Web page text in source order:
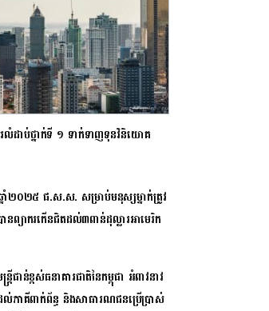
លំដាប់ថ្នាក់ទី ១ ទាក់ទាញទុនវិនិយោគ
នាំ​២០២៥ ផ.ស.ស. សម្រាប់មនុស្សម្នាក់ត្រូវ​
ន​ព្យាករកើន​​ជិតដល់៣ពាន់ដុល្លារ​អាមេរិក​​
ត្រីជាន់ខ្ពស់ធនាគារជាតិនៃកម្ពុជា អំពាវនាវ
ល់ភាគីពាក់ព័ន្ធ និងសាធារណជនប្រើប្រាស់